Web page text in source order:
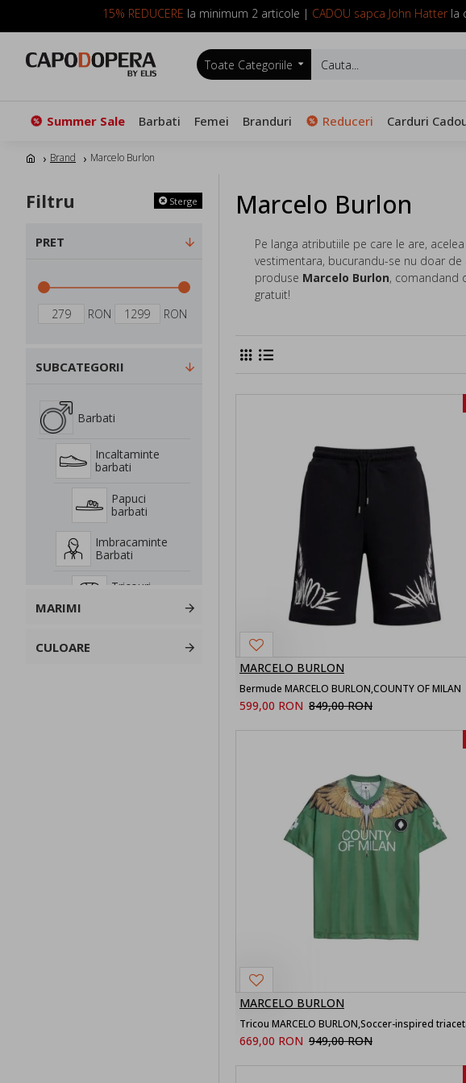
15% REDUCERE la minimum 2 articole | CADOU sapca John Hatterla
Toate Categoriile
Summer Sale Barbati Femei Branduri Reduceri Carduri
Brand Marcelo Burlon
Filtru Sterge
PRET
RON RON
SUBCATEGORII
Barbati
Incaltaminte
barbati
Papuci
barbati
Imbracaminte
Barbati
Tricouri
CULOARE
MARIMI
Marcelo Burlon
Pe langa atributiile pe care le are,
vestimentara, bucurandu-se nu doar
produse Marcelo Burlon, comandand
gratuit!
MARCELO BURLON
Bermude MARCELO BURLON,COUNTY OF MILAN
599,00 RON 849,00 RON
MARCELO BURLON
669,00 RON 949,00 RON